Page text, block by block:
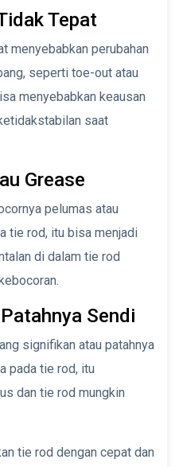
Tepat
menyebabkan perubahan
seperti toe-out atau
menyebabkan keausan
saat
Grease
pelumas atau
tie rod, itu bisa menjadi
di dalam tie rod
Sendi
signifikan atau patahnya
pada tie rod, itu
dan tie rod mungkin
tie rod dengan cepat dan